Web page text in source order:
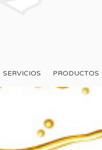
SERVICIOS PRODUCTOS